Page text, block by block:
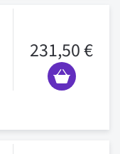
231,50 €